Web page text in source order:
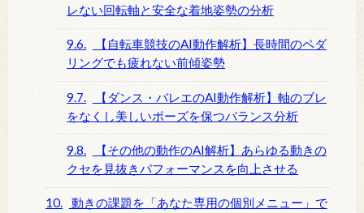
レない回転軸と安全な着地姿勢の分析
9.6.
【自転車競技のAI動作解析】長時間のペダ
リングでも疲れない前傾姿勢
9.7.
【ダンス・バレエのAI動作解析】軸のブレ
をなくし美しいポーズを保つバランス分析
9.8.
【その他の動作のAI解析】あらゆる動きの
クセを見抜きパフォーマンスを向上させる
10.
動きの課題を「あなた専用の個別メニュー」で